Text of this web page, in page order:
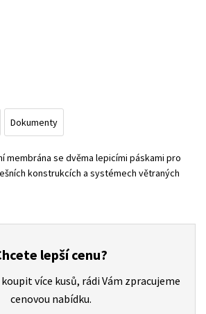
Dokumenty
membrána se dvěma lepicími páskami pro
konstrukcích a systémech větraných
lepší cenu?
více kusů, rádi Vám zpracujeme
cenovou nabídku.